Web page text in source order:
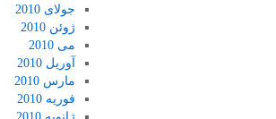
جولای 2010
ژوئن 2010
می 2010
آوریل 2010
مارس 2010
فوریه 2010